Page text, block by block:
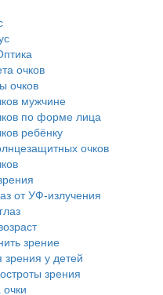
очков
очков
мужчине
по форме лица
ребёнку
очков
от УФ-излучения
зрение
зрения у детей
зрения